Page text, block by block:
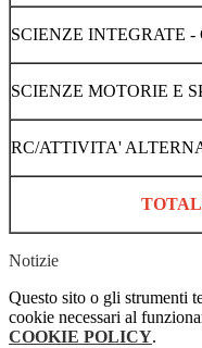
SCIENZE INTEGRATE -
SCIENZE MOTORIE E
RC/ATTIVITA'
Notizie
Questo sito o gli strumenti
cookie necessari al
COOKIE POLICY.